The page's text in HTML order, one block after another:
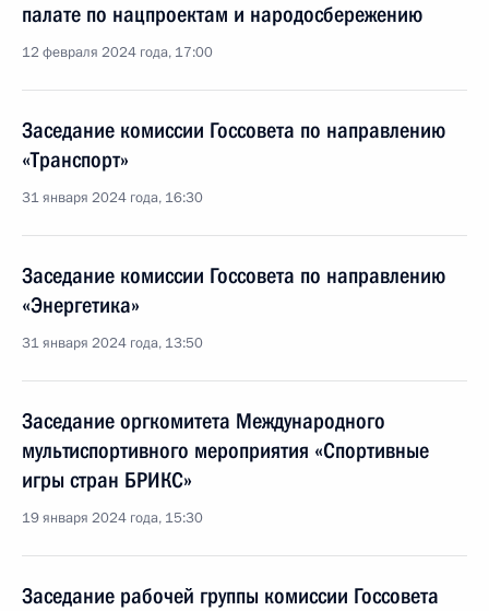
палате по нацпроектам и народосбережению
12 февраля 2024 года, 17:00
Заседание комиссии Госсовета по направлению
«Транспорт»
31 января 2024 года, 16:30
Заседание комиссии Госсовета по направлению
«Энергетика»
31 января 2024 года, 13:50
Заседание оргкомитета Международного
мультиспортивного мероприятия «Спортивные
игры стран БРИКС»
19 января 2024 года, 15:30
Заседание рабочей группы комиссии Госсовета